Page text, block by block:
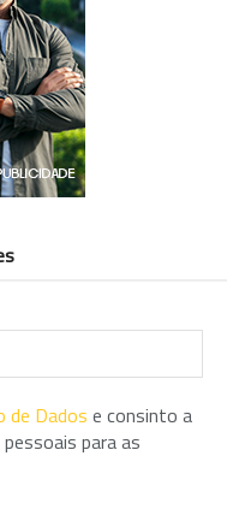
de Dados e consinto a
para as